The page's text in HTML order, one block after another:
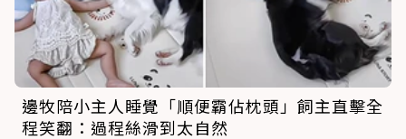
邊牧陪小主人睡覺「順便霸佔枕頭」飼主直擊全
程笑翻：過程絲滑到太自然